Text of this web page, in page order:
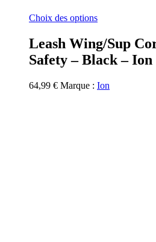
Choix des optionsCe
plusieurs
variations.
options
peuvent
Leash Wing/Sup
Safety – Black – Ion
64,99 € Marque : Ion